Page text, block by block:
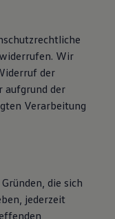
Wir
der
aufgrund der
Verarbeitung
die sich
jederzeit